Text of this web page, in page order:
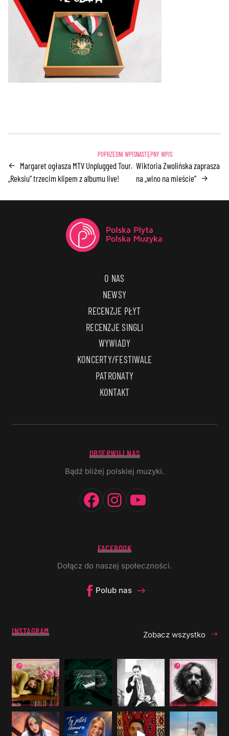
← Margaret ogłasza MTV Unplugged Tour.
„Reksiu” trzecim klipem z albumu live!
Wiktoria Zwolińska zaprasza
na „wino na mieście” →
O NAS
NEWSY
RECENZJE PŁYT
RECENZJE SINGLI
WYWIADY
KONCERTY/FESTIWALE
PATRONATY
KONTAKT
OBSERWUJ NAS
Bądź bliżej polskiej muzyki.
Facebook
Instagram
FACEBOOK
Dołącz do naszej społeczności.
Polub nas
INSTAGRAM Zobacz wszystko